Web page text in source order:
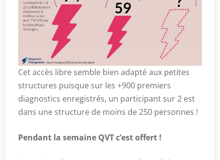
Cet accès libre semble bien adapté aux petites
structures puisque sur les +900 premiers
diagnostics enregistrés, un participant sur 2 est
dans une structure de moins de 250 personnes !
Pendant la semaine QVT c’est offert !